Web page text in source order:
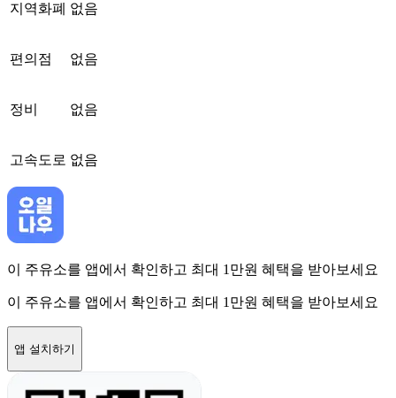
지역화폐 없음
편의점 없음
정비 없음
고속도로 없음
이 주유소를 앱에서 확인하고 최대 1만원 혜택을 받아보세요
이 주유소를 앱에서 확인하고 최대 1만원 혜택을 받아보세요
앱 설치하기